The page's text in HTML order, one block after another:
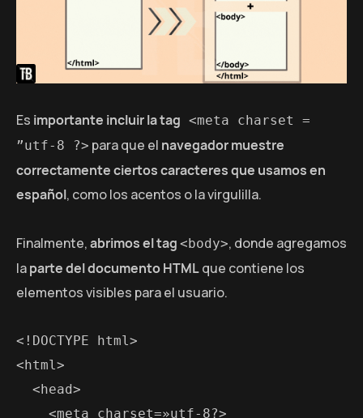
Es importante incluir la tag <meta charset =
”utf-8 ?> para que el navegador muestre
correctamente ciertos caracteres que usamos en
español, como los acentos o la virgulilla.
Finalmente,abrimos el tag <body>, donde agregamos
laparte del documento HTMLque contiene los
elementos visibles para el usuario.
<!DOCTYPE html>
<html>